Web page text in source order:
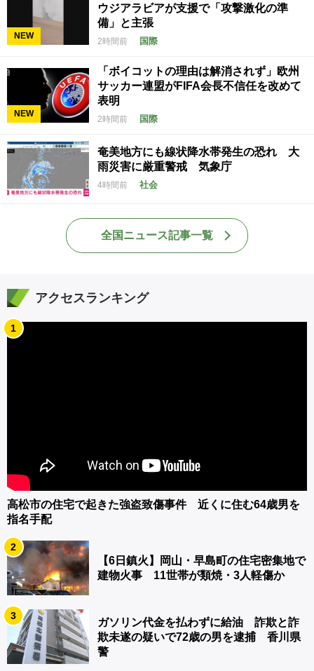
NEW
ウジアラビアが支援で「攻撃激化の準
備」と主張
2時間前 国際
NEW
「ボイコットの理由は解消されず」欧州
サッカー連盟がFIFA会長不信任を改めて
表明
2時間前 国際
奄美地方にも線状降水帯発生の恐れ 大
雨災害に厳重警戒 気象庁
4時間前 社会
全国ニュース記事一覧
アクセスランキング
1
高松市の住宅で起きた強盗致傷事件 近くに住む64歳男を
指名手配
2
【6日鎮火】岡山・早島町の住宅密集地で
建物火事 11世帯が類焼・3人軽傷か
3
ガソリン代金を払わずに給油 詐欺と詐
欺未遂の疑いで72歳の男を逮捕 香川県
警